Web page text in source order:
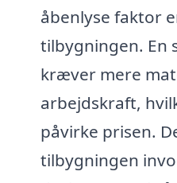
åbenlyse faktor
tilbygningen. En
kræver mere
arbejdskraft,
påvirke prisen.
tilbygningen